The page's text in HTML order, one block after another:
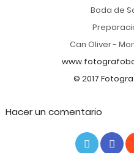
Boda de
Can Oliver -
© 2017
Hacer un comentario